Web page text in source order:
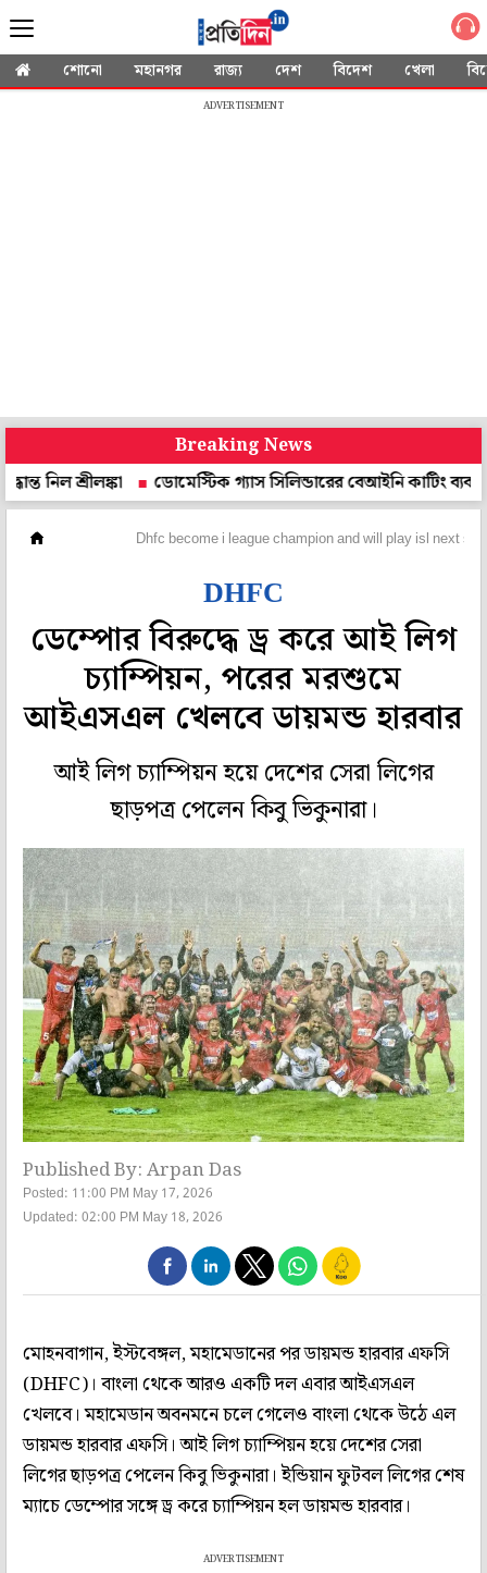
শোনো মহানগর রাজ্য দেশ বিদেশ খেলা
ADVERTISEMENT
Breaking News
ডোমেস্টিক গ্যাস সিলিন্ডারের বেআইনি কাটিং ব্যবসার পর্দাফাঁস
Dhfc become i league champion and will play isl next
DHFC
ডেম্পোর বিরুদ্ধে ড্র করে আই লিগ
চ্যাম্পিয়ন, পরের মরশুমে
আইএসএল খেলবে ডায়মন্ড হারবার
আই লিগ চ্যাম্পিয়ন হয়ে দেশের সেরা লিগের
ছাড়পত্র পেলেন কিবু ভিকুনারা।
Published By: Arpan Das
Posted: 11:00 PM May 17, 2026
Updated: 02:00 PM May 18, 2026
মোহনবাগান, ইস্টবেঙ্গল, মহামেডানের পর ডায়মন্ড হারবার এফসি
(DHFC)। বাংলা থেকে আরও একটি দল এবার আইএসএল
খেলবে। মহামেডান অবনমনে চলে গেলেও বাংলা থেকে উঠে এল
ডায়মন্ড হারবার এফসি। আই লিগ চ্যাম্পিয়ন হয়ে দেশের সেরা
লিগের ছাড়পত্র পেলেন কিবু ভিকুনারা। ইন্ডিয়ান ফুটবল লিগের শেষ
ম্যাচে ডেম্পোর সঙ্গে ড্র করে চ্যাম্পিয়ন হল ডায়মন্ড হারবার।
ADVERTISEMENT